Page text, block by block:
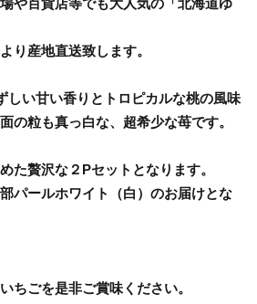
や百貨店等でも大人気の「北海道ゆ
り産地直送致します。
しい甘い香りとトロピカルな桃の風味
の粒も真っ白な、超希少な苺です。
た贅沢な２Pセットとなります。
パールホワイト（白）のお届けとな
ちごを是非ご賞味ください。